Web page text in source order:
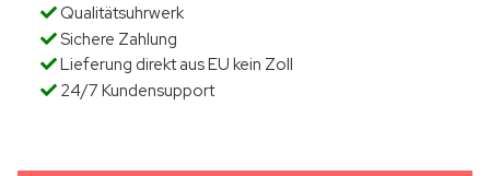
Qualitätsuhrwerk
Sichere Zahlung
Lieferung direkt aus EU kein Zoll
24/7 Kundensupport